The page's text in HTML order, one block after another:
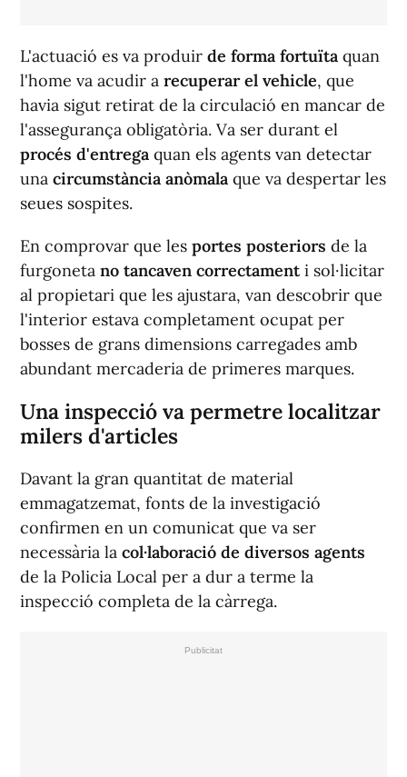
L'actuació es va produir de forma fortuïta quan
l'home va acudir a recuperar el vehicle, que
havia sigut retirat de la circulació en mancar de
l'assegurança obligatòria. Va ser durant el
procés d'entrega quan els agents van detectar
una circumstància anòmala que va despertar les
seues sospites.
En comprovar que les portes posteriors de la
furgoneta no tancaven correctamenti sol·licitar
al propietari que les ajustara, van descobrir que
l'interior estava completament ocupat per
bosses de grans dimensions carregades amb
abundant mercaderia de primeres marques.
Una inspecció va permetre localitzar
milers d'articles
Davant la gran quantitat de material
emmagatzemat, fonts de la investigació
confirmen en un comunicat que va ser
necessària la col·laboració de diversos agents
de la Policia Local per a dur a terme la
inspecció completa de la càrrega.